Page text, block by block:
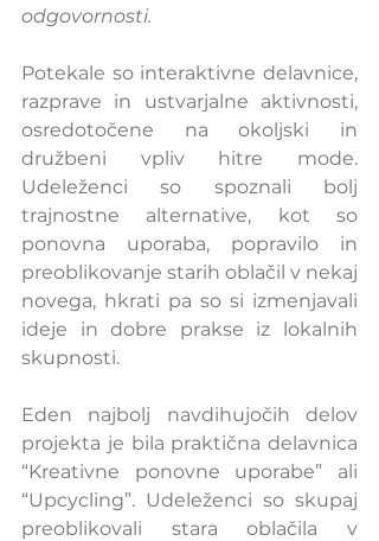
odgovornosti.
Potekale so interaktivne delavnice,
razprave in ustvarjalne aktivnosti,
osredotočene na okoljski in
družbeni vpliv hitre mode.
Udeleženci so spoznali bolj
trajnostne alternative, kot so
ponovna uporaba, popravilo in
preoblikovanje starih oblačil v nekaj
novega, hkrati pa so si izmenjavali
ideje in dobre prakse iz lokalnih
skupnosti.
Eden najbolj navdihujočih delov
projekta je bila praktična delavnica
“Kreativne ponovne uporabe” ali
“Upcycling”. Udeleženci so skupaj
preoblikovali stara oblačila v